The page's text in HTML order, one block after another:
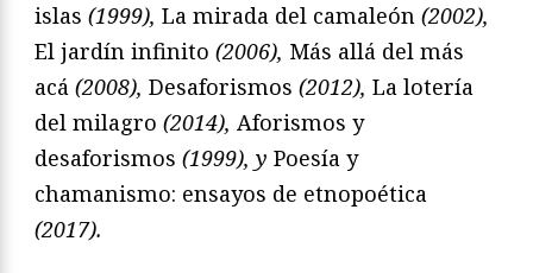
islas (1999), La mirada del camaleón (2002),
El jardín infinito (2006), Más allá del más
acá (2008), Desaforismos (2012), La lotería
del milagro (2014), Aforismos y
desaforismos (1999), y Poesía y
chamanismo: ensayos de etnopoética
(2017).